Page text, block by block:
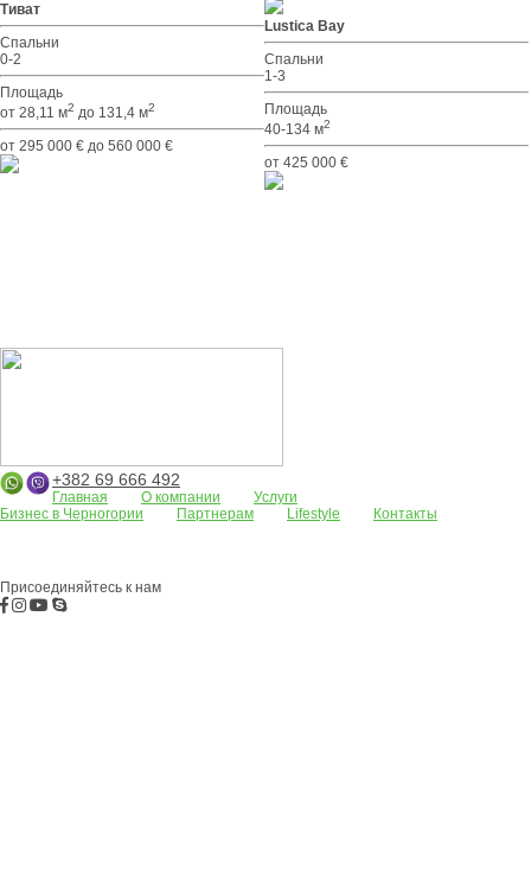
Тиват
Спальни
0-2
Площадь
от 28,11 м2 до 131,4 м2
от 295 000 € до 560 000 €
Lustica Bay
Спальни
1-3
Площадь
40-134 м2
от 425 000 €
+382 69 666 492
Главная О компании
Услуги
Бизнес в Черногории
Партнерам Lifestyle Контакты
Присоединяйтесь к нам